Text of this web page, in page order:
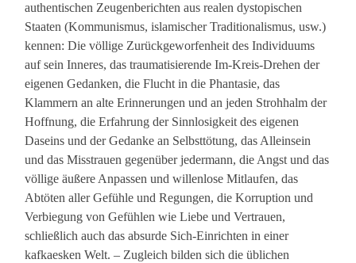
authentischen Zeugenberichten aus realen dystopischen
Staaten (Kommunismus, islamischer Traditionalismus, usw.)
kennen: Die völlige Zurückgeworfenheit des Individuums
auf sein Inneres, das traumatisierende Im-Kreis-Drehen der
eigenen Gedanken, die Flucht in die Phantasie, das
Klammern an alte Erinnerungen und an jeden Strohhalm der
Hoffnung, die Erfahrung der Sinnlosigkeit des eigenen
Daseins und der Gedanke an Selbsttötung, das Alleinsein
und das Misstrauen gegenüber jedermann, die Angst und das
völlige äußere Anpassen und willenlose Mitlaufen, das
Abtöten aller Gefühle und Regungen, die Korruption und
Verbiegung von Gefühlen wie Liebe und Vertrauen,
schließlich auch das absurde Sich-Einrichten in einer
kafkaesken Welt. – Zugleich bilden sich die üblichen